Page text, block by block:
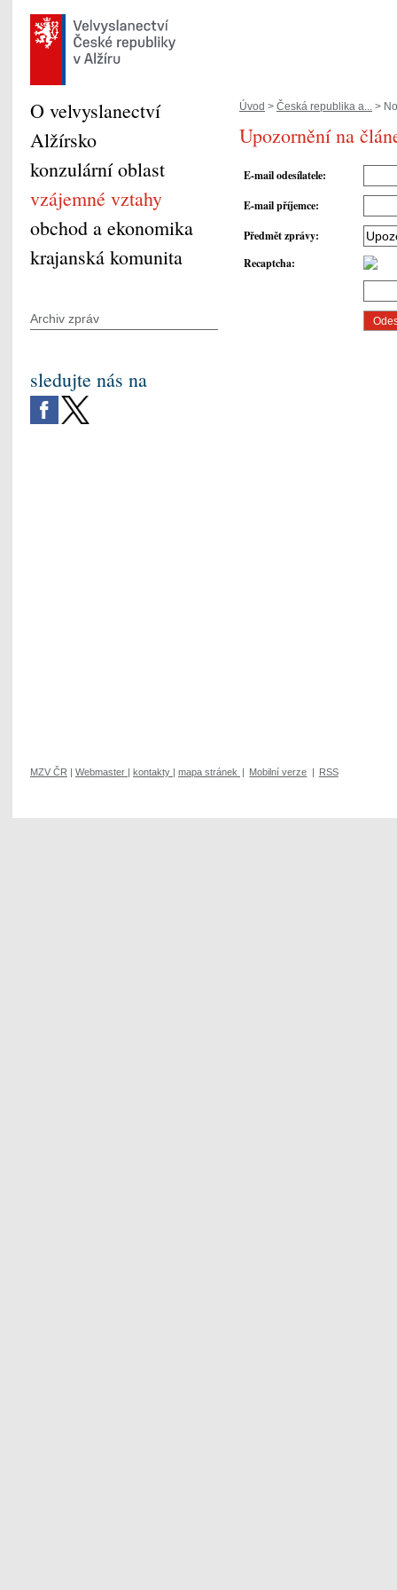
Úvod > Česká republika a... >
Upozornění na
E-mail odesílatele:
E-mail příjemce:
Předmět zprávy:
Recaptcha:
O velvyslanectví
Alžírsko
konzulární oblast
vzájemné vztahy
obchod a ekonomika
krajanská komunita
Archiv zpráv
sledujte nás na
MZV ČR | Webmaster | kontakty | mapa stránek | Mobilní verze | RSS